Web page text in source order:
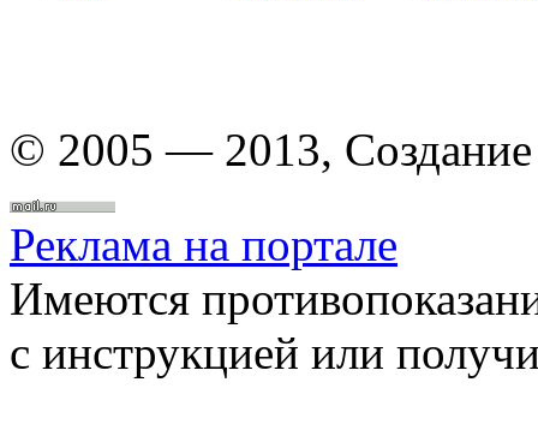
© 2005 — 2013, Создание
Реклама на портале
Имеются
с инструкцией или